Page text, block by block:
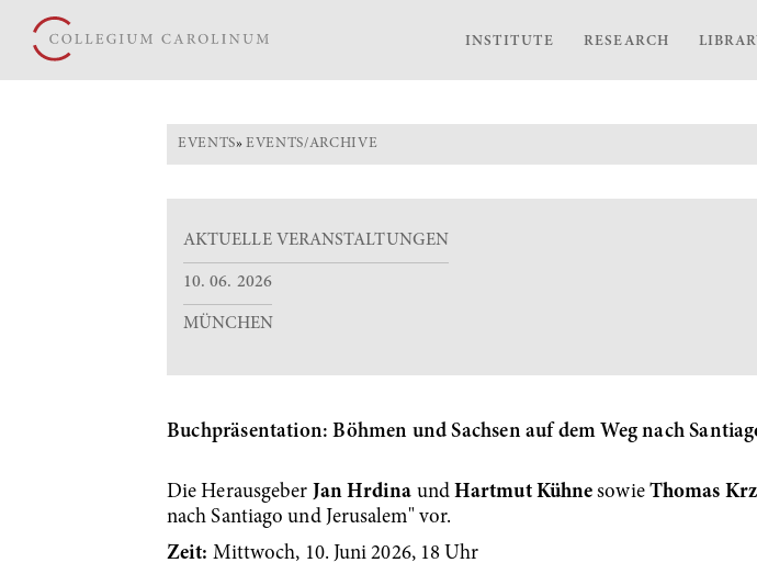
INSTITUTE RESEARCH
EVENTS»EVENTS/ARCHIVE
AKTUELLE VERANSTALTUNGEN
10. 06. 2026
MÜNCHEN
Buchpräsentation: Böhmen und Sachsen auf dem Weg nach
Die Herausgeber Jan Hrdina und Hartmut Kühnesowie Thomas
nach Santiago und Jerusalem" vor.
Zeit: Mittwoch, 10. Juni 2026, 18 Uhr